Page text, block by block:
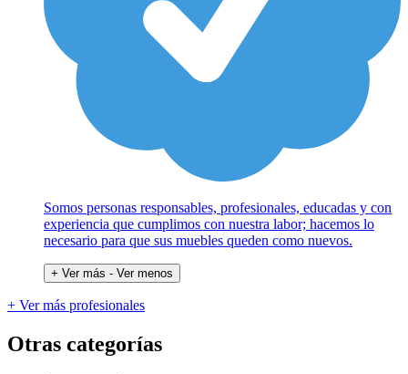
Somos personas responsables, profesionales, educadas y con
experiencia que cumplimos con nuestra labor; hacemos lo
necesario para que sus muebles queden como nuevos.
+ Ver más - Ver menos
+ Ver más profesionales
Otras categorías